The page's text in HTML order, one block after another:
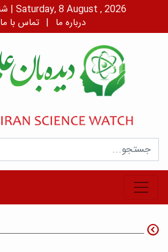
شنبه، ۱۷ مرداد، ۱۴۰۵ | Saturday, 8 August , 2026
درباره ما | تماس با ما